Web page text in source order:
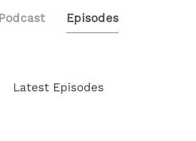
Podcast Episodes
Latest Episodes